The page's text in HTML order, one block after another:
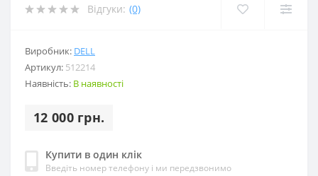
Відгуки: (0)
Виробник: DELL
Артикул: 512214
Наявність: В наявності
12 000 грн.
Купити в один клік
Введіть номер телефону і ми передзвонимо